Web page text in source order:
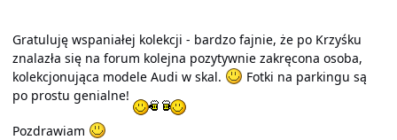
Gratuluję wspaniałej kolekcji - bardzo fajnie, że po Krzyśku
znalazła się na forum kolejna pozytywnie zakręcona osoba,
kolekcjonująca modele Audi w skal.
Fotki na parkingu są
po prostu genialne!
Pozdrawiam